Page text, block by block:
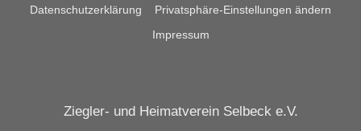
Datenschutzerklärung
Privatsphäre-Einstellungen ändern
Impressum
Ziegler- und Heimatverein Selbeck e.V.